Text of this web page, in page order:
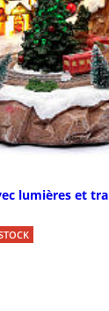
lumières et